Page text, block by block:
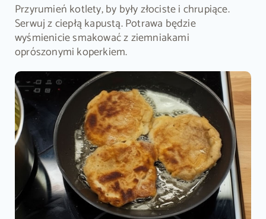
Przyrumień kotlety, by były złociste i chrupiące.
Serwuj z ciepłą kapustą. Potrawa będzie
wyśmienicie smakować z ziemniakami
oprószonymi koperkiem.